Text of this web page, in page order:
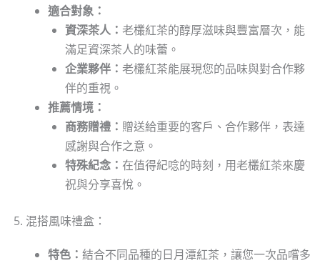
適合對象：
資深茶人： 老欉紅茶的醇厚滋味與豐富層次，能
滿足資深茶人的味蕾。
企業夥伴： 老欉紅茶能展現您的品味與對合作夥
伴的重視。
推薦情境：
商務贈禮： 贈送給重要的客戶、合作夥伴，表達
感謝與合作之意。
特殊紀念： 在值得紀唸的時刻，用老欉紅茶來慶
祝與分享喜悅。
5. 混搭風味禮盒：
特色： 結合不同品種的日月潭紅茶，讓您一次品嚐多